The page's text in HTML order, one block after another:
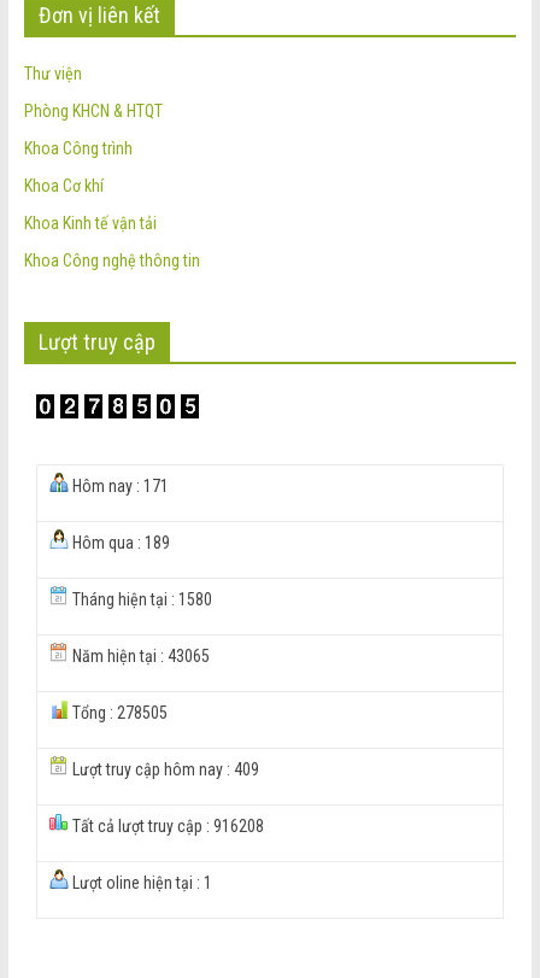
Đơn vị liên kết
Thư viện
Phòng KHCN & HTQT
Khoa Công trình
Khoa Cơ khí
Khoa Kinh tế vận tải
Khoa Công nghệ thông tin
Lượt truy cập
Hôm nay : 171
Hôm qua : 189
Tháng hiện tại : 1580
Năm hiện tại : 43065
Tổng : 278505
Lượt truy cập hôm nay : 409
Tất cả lượt truy cập : 916208
Lượt oline hiện tại : 1